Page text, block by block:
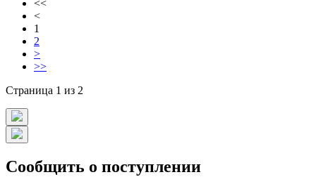
<<
<
1
2
>
>>
Страница 1 из 2
Сообщить о поступлении